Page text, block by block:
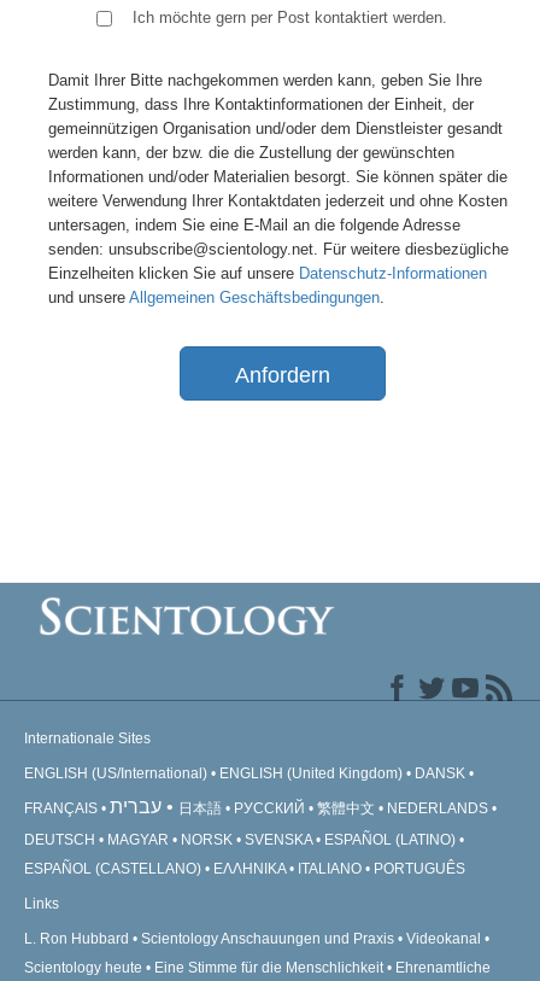
Ich möchte gern per Post kontaktiert werden.
Damit Ihrer Bitte nachgekommen werden kann, geben Sie Ihre
Zustimmung, dass Ihre Kontaktinformationen der Einheit, der
gemeinnützigen Organisation und/oder dem Dienstleister gesandt
werden kann, der bzw. die die Zustellung der gewünschten
Informationen und/oder Materialien besorgt. Sie können später die
weitere Verwendung Ihrer Kontaktdaten jederzeit und ohne Kosten
untersagen, indem Sie eine E-Mail an die folgende Adresse
senden: unsubscribe@scientology.net. Für weitere diesbezügliche
Einzelheiten klicken Sie auf unsere Datenschutz-Informationen
und unsere Allgemeinen Geschäftsbedingungen.
Anfordern
Internationale Sites
ENGLISH (US/International) ENGLISH (United Kingdom) DANSK
FRANÇAIS עברית 日本語 РУССКИЙ 繁體中文
NEDERLANDS
DEUTSCH
MAGYAR NORSK SVENSKA
ESPAÑOL (LATINO)
ESPAÑOL (CASTELLANO)
ΕΛΛΗΝΙΚA ITALIANO PORTUGUÊS
Links
L. Ron Hubbard Scientology Anschauungen und Praxis
Videokanal
Scientology heute
Eine Stimme für die Menschlichkeit Ehrenamtliche